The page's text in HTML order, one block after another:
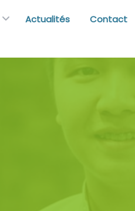
Actualités Contact